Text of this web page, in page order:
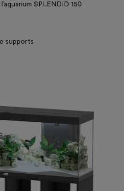
SPLENDID 150
supports